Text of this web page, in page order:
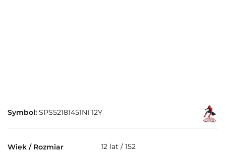
Symbol: SPS52181451NI 12Y
Wiek / Rozmiar 12 lat / 152